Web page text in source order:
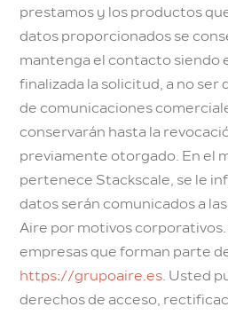
prestamos y los productos
datos proporcionados se
mantenga el contacto siendo
finalizada la solicitud, a no ser
de comunicaciones
conservarán hasta la
previamente otorgado. En el
pertenece Stackscale, se le
datos serán comunicados a
Aire por motivos
empresas que forman parte
https://grupoaire.es. Usted
derechos de acceso,